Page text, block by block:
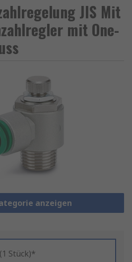
JIS Mit
mit One-
anzeigen
Stück)*